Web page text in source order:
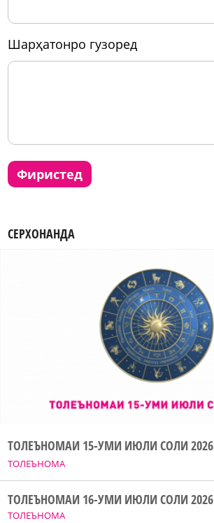
шарҳатонро гузоред
фиристед
СЕРХОНАНДА
ТОЛЕЪНОМА
ТОЛЕЪНОМАИ 15-УМИ ИЮЛИ СОЛИ 2026
ТОЛЕЪНОМА
ТОЛЕЪНОМАИ 16-УМИ ИЮЛИ СОЛИ 2026